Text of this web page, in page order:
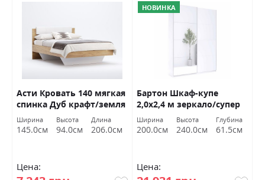
Асти Кровать 140 мягкая
спинка Дуб крафт/земля
Миромарк
Ширина
145.0см
Высота
94.0см
Длина
206.0см
Цена:
НОВИНКА
Бартон Шкаф-купе
2,0х2,4 м зеркало/супер
мат белый Миромарк
Ширина
200.0см
Высота
240.0см
Глубина
61.5см
Цена: